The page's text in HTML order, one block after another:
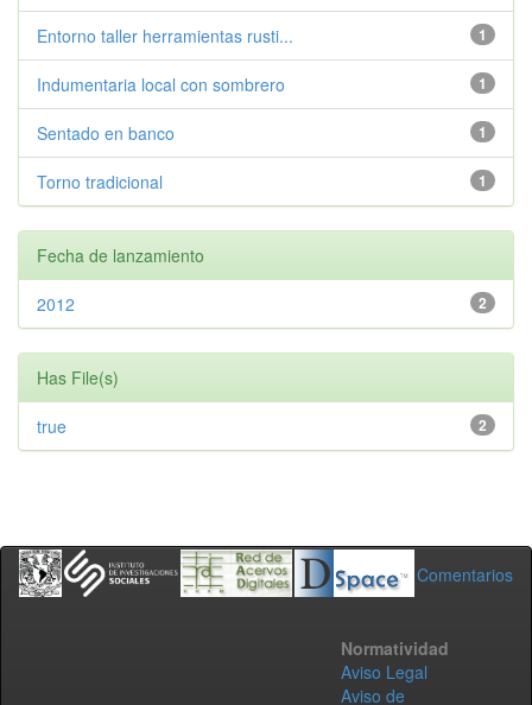
1
Entorno taller herramientas rusti...
1
Indumentaria local con sombrero
1
Sentado en banco
1
Torno tradicional
Fecha de lanzamiento
2
2012
Has File(s)
2
true
Comentarios
Normatividad
Aviso Legal
Aviso de